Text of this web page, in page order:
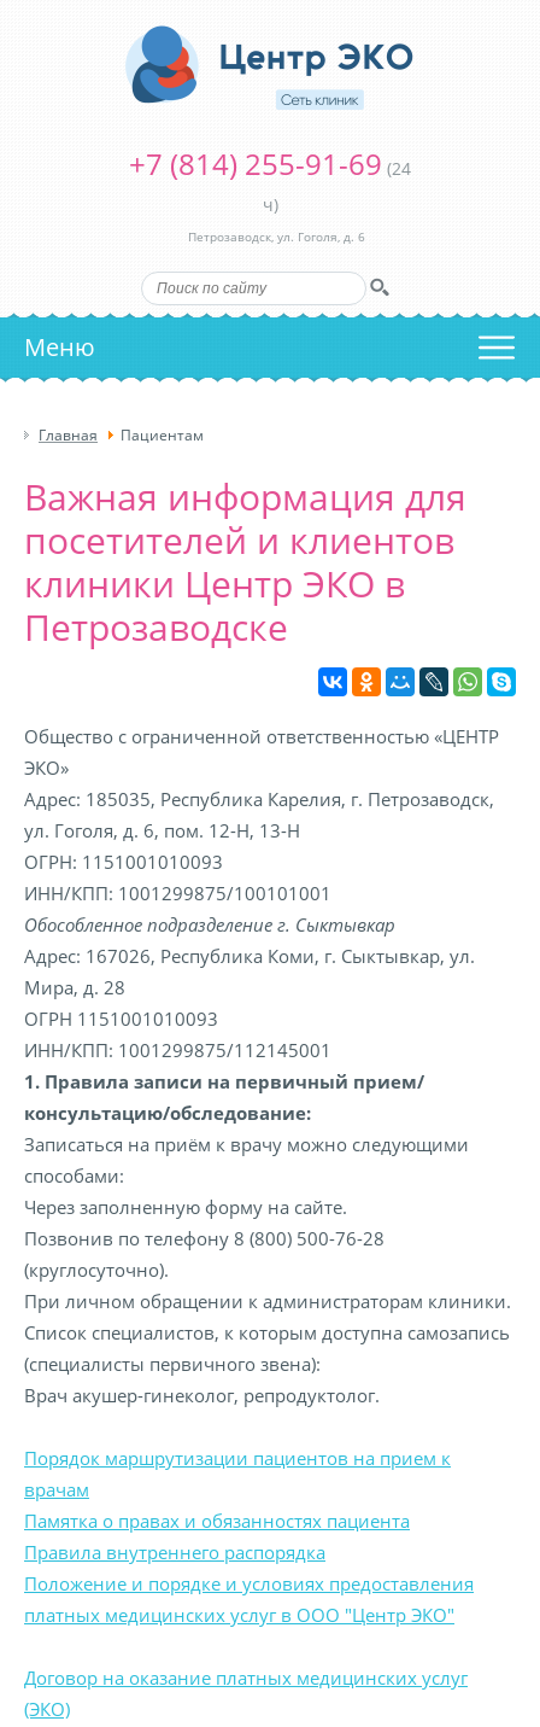
+7 (814) 255-91-69 (24
ч)
Петрозаводск, ул. Гоголя, д. 6
Меню
Главная Пациентам
Важная информация для
посетителей и клиентов
клиники Центр ЭКО в
Петрозаводске
Общество с ограниченной ответственностью «ЦЕНТР
ЭКО»
Адрес: 185035, Республика Карелия, г. Петрозаводск,
ул. Гоголя, д. 6, пом. 12-Н, 13-Н
ОГРН: 1151001010093
ИНН/КПП: 1001299875/100101001
Обособленное подразделение г. Сыктывкар
Адрес: 167026, Республика Коми, г. Сыктывкар, ул.
Мира, д. 28
ОГРН 1151001010093
ИНН/КПП: 1001299875/112145001
1. Правила записи на первичный прием/
консультацию/обследование:
Записаться на приём к врачу можно следующими
способами:
Через заполненную форму на сайте.
Позвонив по телефону 8 (800) 500-76-28
(круглосуточно).
При личном обращении к администраторам клиники.
Список специалистов, к которым доступна самозапись
(специалисты первичного звена):
Врач акушер-гинеколог, репродуктолог.
Порядок маршрутизации пациентов на прием к
врачам
Памятка о правах и обязанностях пациента
Правила внутреннего распорядка
Положение и порядке и условиях предоставления
платных медицинских услуг в ООО "Центр ЭКО"
Договор на оказание платных медицинских услуг
(ЭКО)